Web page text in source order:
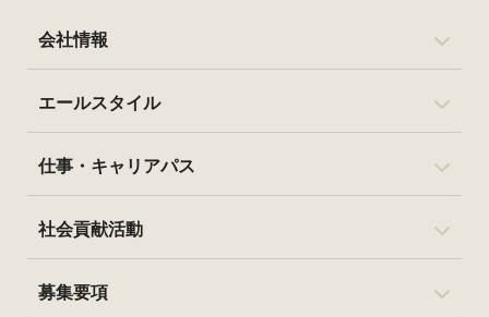
会社情報
エールスタイル
仕事・キャリアパス
社会貢献活動
募集要項